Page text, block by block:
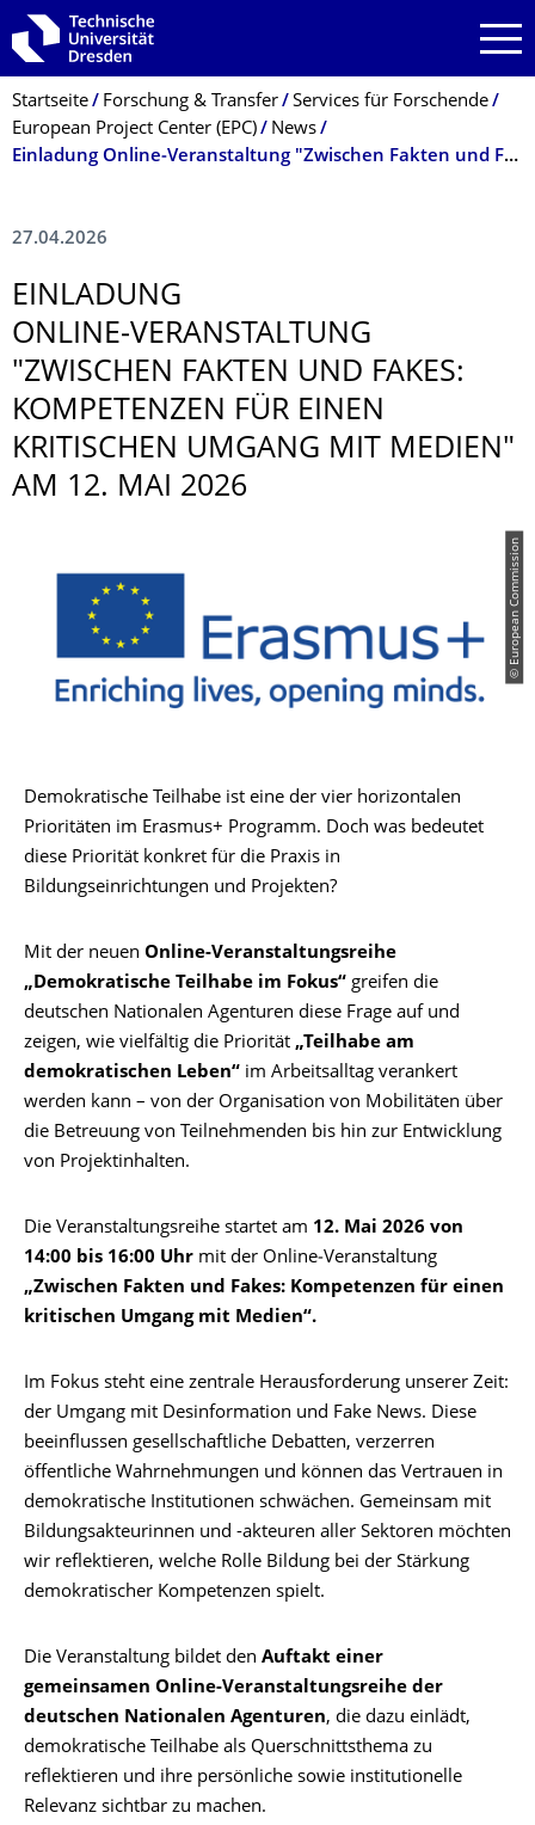
Zur Hauptnavigation springen
Zur Suche springen
Zum Inhalt springen
Breadcrumb-Menü
Startseite Forschung & Transfer
Services für Forschende
European Project Center (EPC)
News
Einladung Online‑Veranstaltung "Zwischen Fakten und Fakes: Kompetenzen für einen kritischen Umgang mit Medien" am 12. Mai 2026
27.04.2026
EINLADUNG
ONLINE‑VERANSTALTUNG
"ZWISCHEN FAKTEN UND FAKES:
KOMPETENZEN FÜR EINEN
KRITISCHEN UMGANG MIT MEDIEN"
AM 12. MAI 2026
© European Commission
Demokratische Teilhabe ist eine der vier horizontalen
Prioritäten im Erasmus+ Programm. Doch was bedeutet
diese Priorität konkret für die Praxis in
Bildungseinrichtungen und Projekten?
Mit der neuen Online‑Veranstaltungsreihe
„Demokratische Teilhabe im Fokus“ greifen die
deutschen Nationalen Agenturen diese Frage auf und
zeigen, wie vielfältig die Priorität „Teilhabe am
demokratischen Leben“ im Arbeitsalltag verankert
werden kann – von der Organisation von Mobilitäten über
die Betreuung von Teilnehmenden bis hin zur Entwicklung
von Projektinhalten.
Die Veranstaltungsreihe startet am 12. Mai 2026 von
14:00 bis 16:00 Uhr mit der Online‑Veranstaltung
„Zwischen Fakten und Fakes: Kompetenzen für einen
kritischen Umgang mit Medien“.
Im Fokus steht eine zentrale Herausforderung unserer Zeit:
der Umgang mit Desinformation und Fake News. Diese
beeinflussen gesellschaftliche Debatten, verzerren
öffentliche Wahrnehmungen und können das Vertrauen in
demokratische Institutionen schwächen. Gemeinsam mit
Bildungsakteurinnen und -akteuren aller Sektoren möchten
wir reflektieren, welche Rolle Bildung bei der Stärkung
demokratischer Kompetenzen spielt.
Die Veranstaltung bildet den Auftakt einer
gemeinsamen Online‑Veranstaltungsreihe der
deutschen Nationalen Agenturen, die dazu einlädt,
demokratische Teilhabe als Querschnittsthema zu
reflektieren und ihre persönliche sowie institutionelle
Relevanz sichtbar zu machen.